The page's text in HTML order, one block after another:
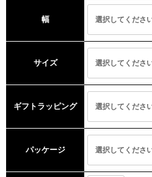
幅
サイズ
ギフトラッピング
パッケージ